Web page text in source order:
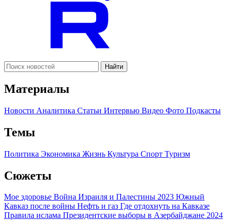
Найти
Материалы
Новости Аналитика Статьи Интервью Видео Фото Подкасты
Темы
Политика Экономика Жизнь Культура Спорт Туризм
Сюжеты
Мое здоровье Война Израиля и Палестины 2023 Южный
Кавказ после войны Нефть и газ Где отдохнуть на Кавказе
Правила ислама Президентские выборы в Азербайджане 2024